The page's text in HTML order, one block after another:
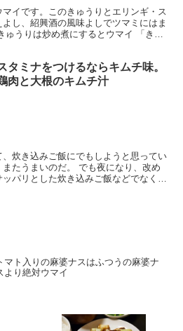
イです。このきゅうりとエリンギ・ス
し、紹興酒の風味よしでツマミにはま
ゅうりは炒め煮にするとウマイ 「きゅ
タミナをつけるならキムチ味。
肉と大根のキムチ汁
炊き込みご飯にでもしようと思ってい
たうまいのだ。 でも夜になり、改め
パリとした炊き込みご飯などでなく、
マト入りの麻婆ナスはふつうの麻婆ナ
より絶対ウマイ